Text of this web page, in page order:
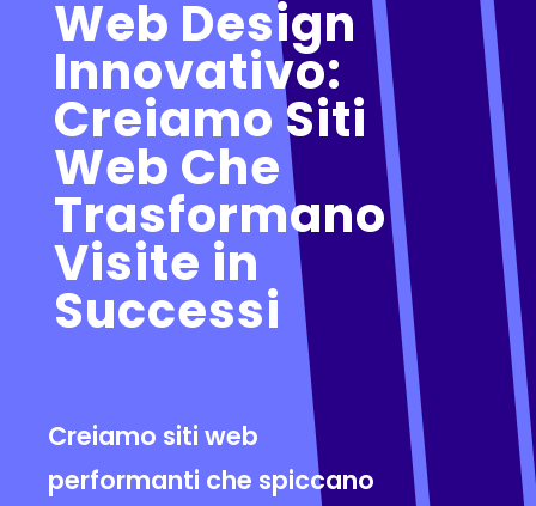
Web Design
Innovativo:
Creiamo Siti
Web Che
Trasformano
Visite in
Successi
Creiamo siti web
performanti che spiccano